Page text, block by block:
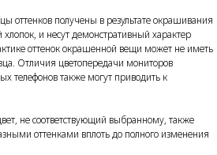
оттенков получены в результате окрашивания
и несут демонстративный характер
оттенок окрашенной вещи может не иметь
Отличия цветопередачи мониторов
телефонов также могут приводить к
не соответствующий выбранному, также
оттенками вплоть до полного изменения